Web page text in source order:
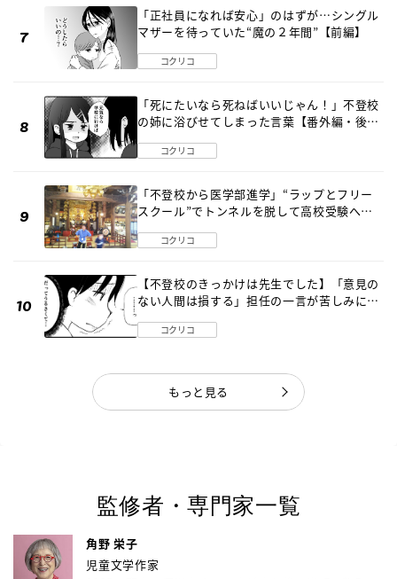
「正社員になれば安心」のはずが…シングル
マザーを待っていた“魔の２年間”【前編】
コクリコ
「死にたいなら死ねばいいじゃん！」不登校
の姉に浴びせてしまった言葉【番外編・後
コクリコ
「不登校から医学部進学」“ラップとフリー
スクール”でトンネルを脱して高校受験へ
コクリコ
【不登校のきっかけは先生でした】「意見の
ない人間は損する」担任の一言が苦しみに…
コクリコ
もっと見る
監修者・専門家一覧
角野 栄子
児童文学作家